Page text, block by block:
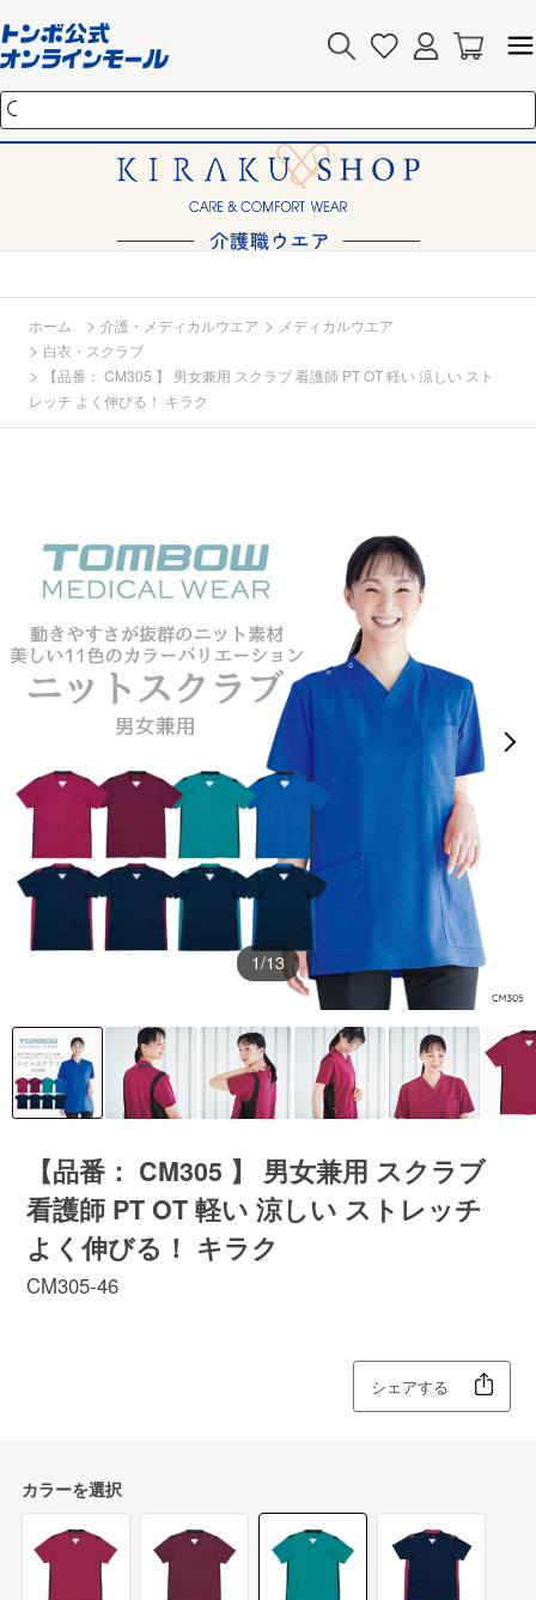
ホーム > 介護・メディカルウエア > メディカルウエア
> 白衣・スクラブ
>
【品番： CM305 】 男女兼用 スクラブ 看護師 PT OT 軽い 涼しい スト
レッチ よく伸びる！ キラク
1/13
【品番： CM305 】 男女兼用 スクラブ
看護師 PT OT 軽い 涼しい ストレッチ
よく伸びる！ キラク
CM305-46
シェアする
カラーを選択